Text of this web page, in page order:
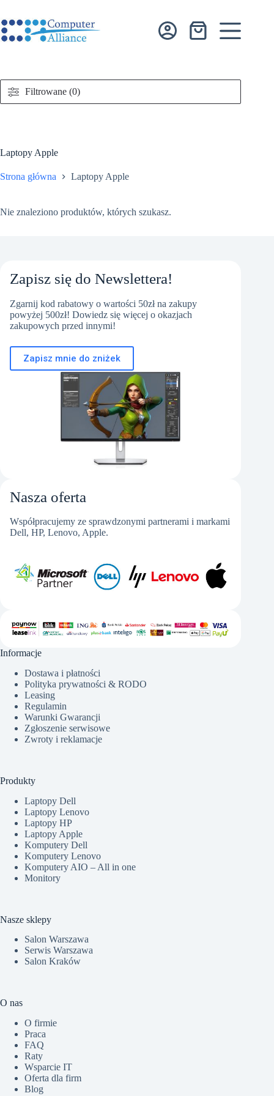
treści
Koszyk
Laptopy Apple
Strona główna Laptopy Apple
Nie znaleziono produktów, których szukasz.
Filtrowane (0)
Zapisz się do Newslettera!
Zgarnij kod rabatowy o wartości 50zł na zakupy
powyżej 500zł! Dowiedz się więcej o okazjach
zakupowych przed innymi!
Zapisz mnie do zniżek
Nasza oferta
Współpracujemy ze sprawdzonymi partnerami i markami
Dell, HP, Lenovo, Apple.
Informacje
Dostawa i płatności
Polityka prywatności & RODO
Leasing
Regulamin
Warunki Gwarancji
Zgłoszenie serwisowe
Zwroty i reklamacje
Produkty
Laptopy Dell
Laptopy Lenovo
Laptopy HP
Laptopy Apple
Komputery Dell
Komputery Lenovo
Komputery AIO – All in one
Monitory
Nasze sklepy
Salon Warszawa
Serwis Warszawa
Salon Kraków
O nas
O firmie
Praca
FAQ
Raty
Wsparcie IT
Oferta dla firm
Blog